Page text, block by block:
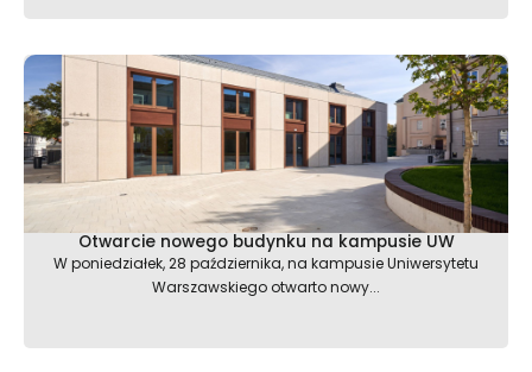
Otwarcie nowego budynku na kampusie UW
W poniedziałek, 28 października, na kampusie Uniwersytetu
Warszawskiego otwarto nowy...